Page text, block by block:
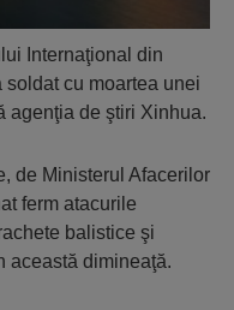
Internaţional din
cu moartea unei
agenţia de ştiri Xinhua.
de Ministerul Afacerilor
ferm atacurile
balistice şi
această dimineaţă.